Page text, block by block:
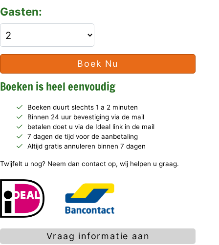
Gasten:
Boek Nu
Boeken is heel eenvoudig
Boeken duurt slechts 1 a 2 minuten
Binnen 24 uur bevestiging via de mail
betalen doet u via de Ideal link in de mail
7 dagen de tijd voor de aanbetaling
Altijd gratis annuleren binnen 7 dagen
Twijfelt u nog? Neem dan contact op, wij helpen u graag.
Vraag informatie aan